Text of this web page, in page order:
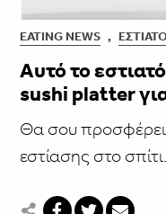
EATING NEWS ,
Αυτό το
sushi platter
Θα σου προσφέρει
εστίασης στο σπίτι.